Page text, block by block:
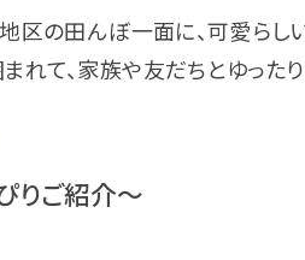
の田んぼ一面に、可愛らし
れて、家族や友だちとゆった
りご紹介～